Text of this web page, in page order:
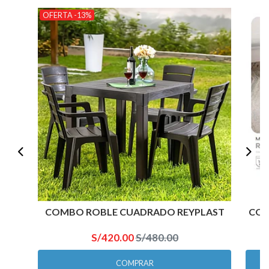
OFERTA -13%
COMBO ROBLE CUADRADO REYPLAST
S/420.00S/480.00
COMPRAR